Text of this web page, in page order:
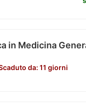
in Medicina
da: 11 giorni